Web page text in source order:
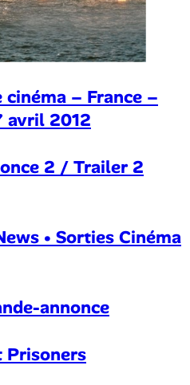
– France –
avril 2012
2 / Trailer 2
• Sorties Cinéma
annonce
Prisoners